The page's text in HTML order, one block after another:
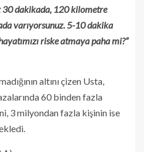
30 dakikada, 120 kilometre
varıyorsunuz. 5-10 dakika
riske atmaya paha mi?”
altını çizen Usta,
60 binden fazla
3 milyondan fazla kişinin ise